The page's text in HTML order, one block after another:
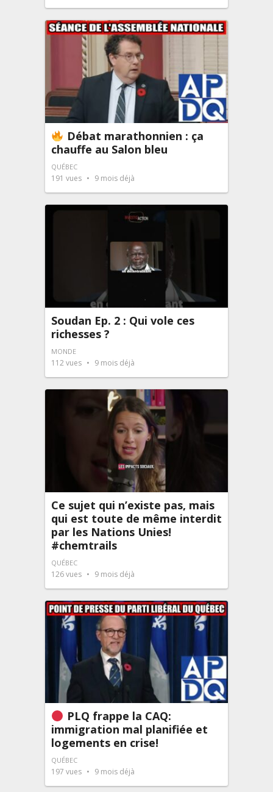
Débat marathonnien : ça
chauffe au Salon bleu
QUÉBEC
191 vues 9 mois déjà
Soudan Ep. 2 : Qui vole ces
richesses ?
MONDE
112vues 9 mois déjà
Ce sujet qui n’existe pas, mais
qui est toute de même interdit
par les Nations Unies!
#chemtrails
QUÉBEC
126vues 9 mois déjà
PLQ frappe la CAQ:
immigration mal planifiée et
logements en crise!
QUÉBEC
197 vues 9 mois déjà